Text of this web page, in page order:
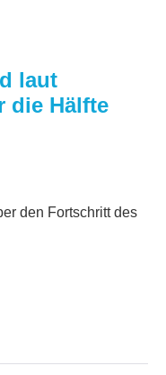
laut
die Hälfte
den Fortschritt des